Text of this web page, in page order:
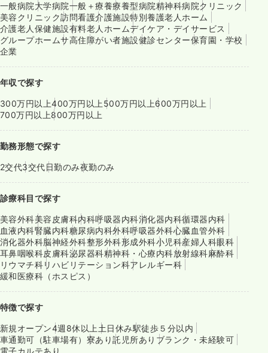
一般病院大学病院一般＋療養療養型病院精神科病院クリニック
美容クリニック訪問看護介護施設特別養護老人ホーム
介護老人保健施設有料老人ホームデイケア・デイサービス
グループホームサ高住障がい者施設健診センター保育園・学校
企業
年収で探す
300万円以上400万円以上 500万円以上600万円以上
700万円以上800万円以上
勤務形態で探す
2交代3交代日勤のみ夜勤のみ
診療科目で探す
美容外科美容皮膚科内科呼吸器内科消化器内科循環器内科
血液内科腎臓内科糖尿病内科外科呼吸器外科心臓血管外科
消化器外科脳神経外科整形外科形成外科小児科産婦人科眼科
耳鼻咽喉科皮膚科泌尿器科精神科・心療内科放射線科麻酔科
リウマチ科リハビリテーション科アレルギー科
緩和医療科（ホスピス）
特徴で探す
新規オープン4週8休以上 土日休み駅徒歩５分以内
車通勤可（駐車場有） 寮あり託児所あり ブランク・未経験可